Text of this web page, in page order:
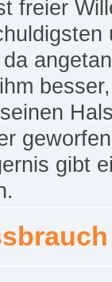
freier
gibt